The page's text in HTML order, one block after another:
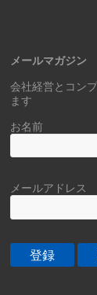
メールマガジン
会社経営とコン
ます
お名前
メールアドレス